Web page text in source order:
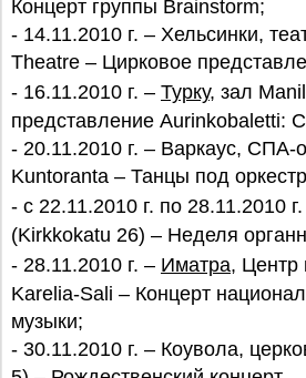
Концерт группы Brainstorm;
- 14.11.2010 г. – Хельсинки,
Theatre – Цирковое
- 16.11.2010 г. – Турку, зал
представление Aurinkobaletti:
- 20.11.2010 г. – Варкаус, СПА-
Kuntoranta – Танцы под
- с 22.11.2010 г. по 28.11.2010
(Kirkkokatu 26) – Неделя
- 28.11.2010 г. – Иматра, Центр
Karelia-Sali – Концерт
музыки;
- 30.11.2010 г. – Коувола,